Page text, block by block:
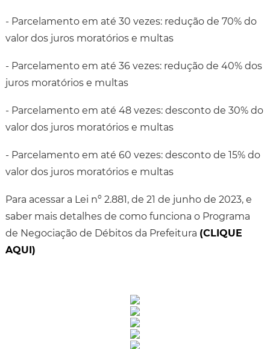
- Parcelamento em até 30 vezes: redução de 70% do
valor dos juros moratórios e multas
- Parcelamento em até 36 vezes: redução de 40% dos
juros moratórios e multas
- Parcelamento em até 48 vezes: desconto de 30% do
valor dos juros moratórios e multas
- Parcelamento em até 60 vezes: desconto de 15% do
valor dos juros moratórios e multas
Para acessar a Lei nº 2.881, de 21 de junho de 2023, e
saber mais detalhes de como funciona o Programa
de Negociação de Débitos da Prefeitura (CLIQUE
AQUI)